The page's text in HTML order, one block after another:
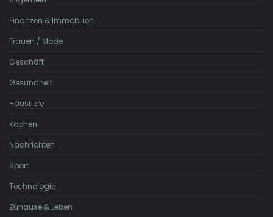
Finanzen & Immobilien
Frauen / Mode
Geschäft
Gesundheit
Haustiere
Kochen
Nachrichten
Sport
Technologie
Zuhause & Leben